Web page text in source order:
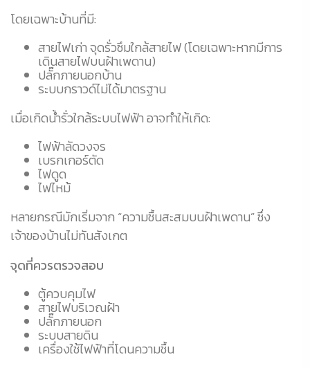
โดยเฉพาะบ้านที่มี:
สายไฟเก่า จุดรั่วซึมใกล้สายไฟ (โดยเฉพาะหากมีการ
เดินสายไฟบนฝ้าเพดาน)
ปลั๊กภายนอกบ้าน
ระบบกราวด์ไม่ได้มาตรฐาน
เมื่อเกิดน้ำรั่วใกล้ระบบไฟฟ้า อาจทำให้เกิด:
ไฟฟ้าลัดวงจร
เบรกเกอร์ตัด
ไฟดูด
ไฟไหม้
หลายกรณีมักเริ่มจาก “ความชื้นสะสมบนฝ้าเพดาน” ซึ่ง
เจ้าของบ้านไม่ทันสังเกต
จุดที่ควรตรวจสอบ
ตู้ควบคุมไฟ
สายไฟบริเวณฝ้า
ปลั๊กภายนอก
ระบบสายดิน
เครื่องใช้ไฟฟ้าที่โดนความชื้น